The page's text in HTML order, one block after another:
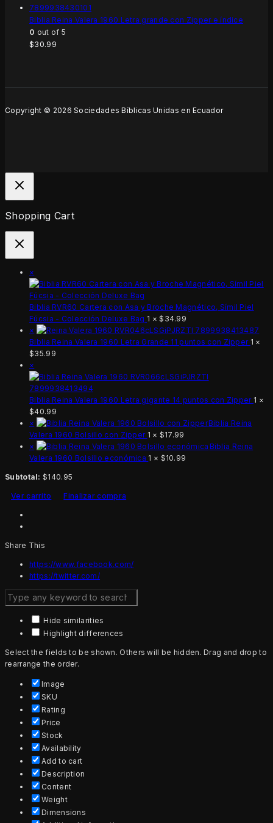
Biblia Reina Valera 1960 Letra grande con Zipper e índice
0 out of 5
$30.99
Copyright © 2026 Sociedades Bíblicas Unidas en Ecuador
Shopping Cart
×
Biblia RVR60 Cartera con Asa y Broche Magnético, Símil Piel
Fúcsia - Colección Deluxe Bag 1 ×$ 34.99
×
Biblia Reina Valera 1960 Letra Grande 11 puntos con Zipper 1 ×
$35.99
×
Biblia Reina Valera 1960 Letra gigante 14 puntos con Zipper 1 ×
$40.99
×
Biblia Reina
Valera 1960 Bolsillo con Zipper 1 × $17.99
×
Biblia Reina
Valera 1960 Bolsillo económica 1 × $10.99
Subtotal: $140.95
Ver carrito Finalizar compra
Share This
https://www.facebook.com/
https://twitter.com/
Hide similarities
Highlight differences
Select the fields to be shown. Others will be hidden. Drag and drop to
rearrange the order.
Image
SKU
Rating
Price
Stock
Availability
Add to cart
Description
Content
Weight
Dimensions